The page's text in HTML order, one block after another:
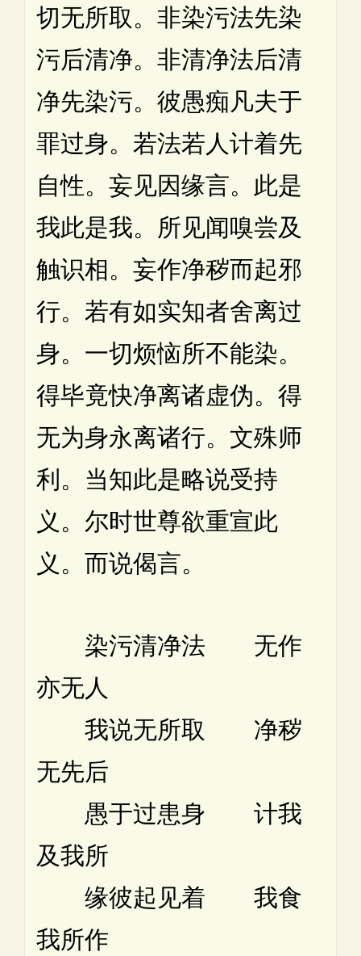
切无所取。非染污法先染
污后清净。非清净法后清
净先染污。彼愚痴凡夫于
罪过身。若法若人计着先
自性。妄见因缘言。此是
我此是我。所见闻嗅尝及
触识相。妄作净秽而起邪
行。若有如实知者舍离过
身。一切烦恼所不能染。
得毕竟快净离诸虚伪。得
无为身永离诸行。文殊师
利。当知此是略说受持
义。尔时世尊欲重宣此
义。而说偈言。
染污清净法 无作
亦无人
我说无所取 净秽
无先后
愚于过患身 计我
及我所
缘彼起见着 我食
我所作